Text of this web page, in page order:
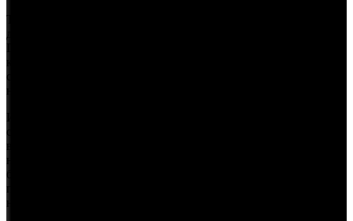
Тактики в реальном времени живы!.. Пока. Добралась
Devolver Digital и студии Artificer, половину работников
которой теперь гарантированно уволят — о грядущем
с релизом игры сокращении команду предупредили ещё
несколько месяцев назад.
И как знать, сможет ли задержаться на работе вторая половина
студии. За несколько часов с момента выхода игра собрала
всего 31 отзыв и пик в 109 одновременных игроков в Steam,
но это ведь и не какой-то невероятно ожидаемый AAA-
блокбастер — есть небольшой шанс, что аудитория будет
подключаться постепенно… но пока результаты
не обнадёживают.